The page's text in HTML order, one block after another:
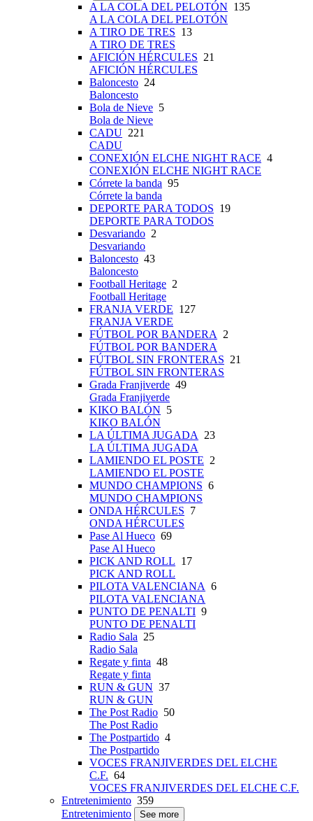
A LA COLA DEL PELOTÓN 135
A LA COLA DEL PELOTÓN
A TIRO DE TRES 13
A TIRO DE TRES
AFICIÓN HÉRCULES 21
AFICIÓN HÉRCULES
Baloncesto 24
Baloncesto
Bola de Nieve 5
Bola de Nieve
CADU 221
CADU
CONEXIÓN ELCHE NIGHT RACE 4
CONEXIÓN ELCHE NIGHT RACE
Córrete la banda 95
Córrete la banda
DEPORTE PARA TODOS 19
DEPORTE PARA TODOS
Desvariando 2
Desvariando
Baloncesto 43
Baloncesto
Football Heritage 2
Football Heritage
FRANJA VERDE 127
FRANJA VERDE
FÚTBOL POR BANDERA
2
FÚTBOL POR BANDERA
FÚTBOL SIN FRONTERAS 21
FÚTBOL SIN FRONTERAS
Grada Franjiverde 49
Grada Franjiverde
KIKO BALÓN 5
KIKO BALÓN
LA ÚLTIMA JUGADA
23
LA ÚLTIMA JUGADA
LAMIENDO EL POSTE 2
LAMIENDO EL POSTE
MUNDO CHAMPIONS 6
MUNDO CHAMPIONS
ONDA HÉRCULES 7
ONDA HÉRCULES
Pase Al Hueco 69
Pase Al Hueco
PICK AND ROLL 17
PICK AND ROLL
PILOTA VALENCIANA 6
PILOTA VALENCIANA
PUNTO DE PENALTI 9
PUNTO DE PENALTI
Radio Sala 25
Radio Sala
Regate y finta 48
Regate y finta
RUN & GUN 37
RUN & GUN
The Post Radio 50
The Post Radio
The Postpartido 4
The Postpartido
VOCES FRANJIVERDES DEL ELCHE
C.F. 64
VOCES FRANJIVERDES DEL ELCHE C.F.
Entretenimiento 359
Entretenimiento
See more